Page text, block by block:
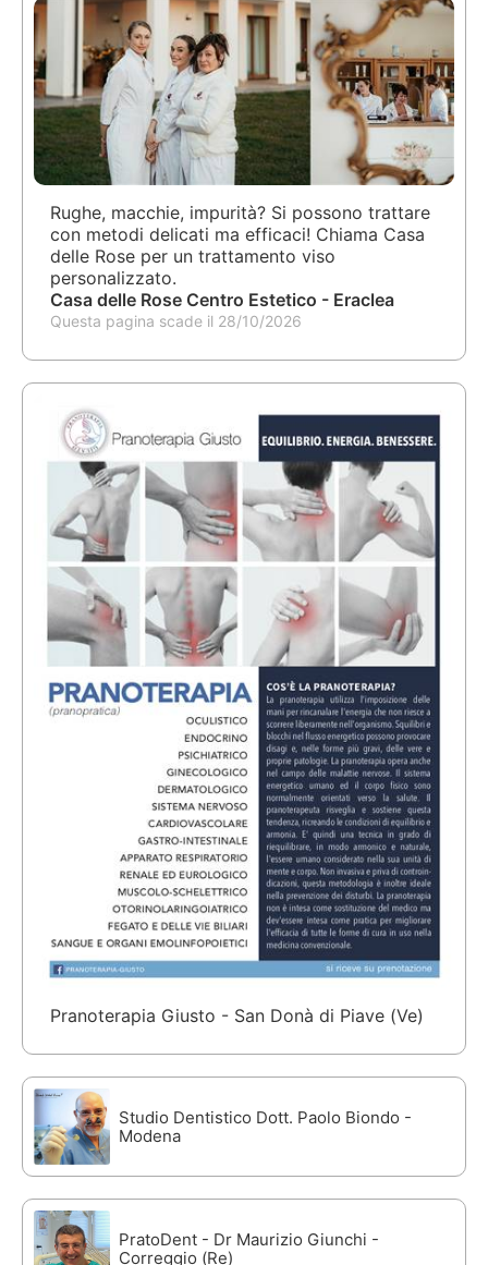
Rughe, macchie, impurità? Si possono trattare
con metodi delicati ma efficaci! Chiama Casa
delle Rose per un trattamento viso
personalizzato.
Casa delle Rose Centro Estetico - Eraclea
Questa pagina scade il 28/10/2026
Pranoterapia Giusto - San Donà di Piave (Ve)
Studio Dentistico Dott. Paolo Biondo -
Modena
PratoDent - Dr Maurizio Giunchi -
Correggio (Re)